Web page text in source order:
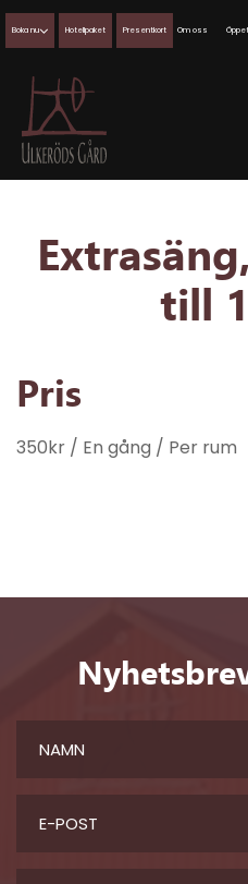
Boka nu Hotellpaket Presentkort Om oss
till
Pris
350kr / En gång / Per rum